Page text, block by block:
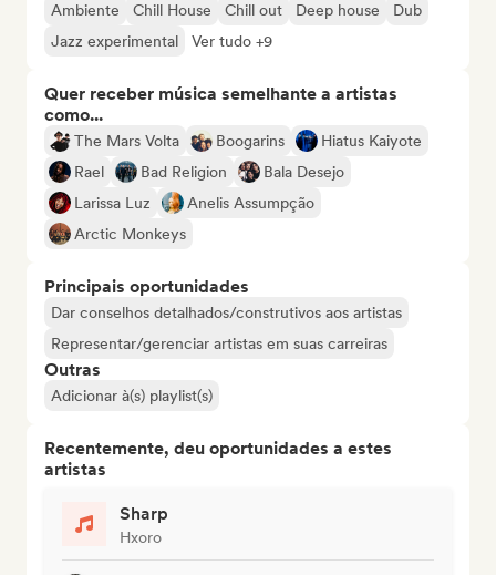
Ambiente Chill House Chill out Deep house
Dub
Jazz experimental
Ver tudo +9
Quer receber música semelhante a artistas
como...
The Mars Volta Boogarins
Hiatus Kaiyote
Rael
Bad Religion
Bala Desejo
Larissa Luz
Anelis Assumpção
Arctic Monkeys
Principais oportunidades
Dar conselhos detalhados/construtivos aos artistas
Representar/gerenciar artistas em suas carreiras
Outras
Adicionar à(s) playlist(s)
Recentemente, deu oportunidades a estes
artistas
Sharp
Hxoro